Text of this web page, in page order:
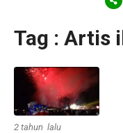
Tag : Artis
2 tahun lalu